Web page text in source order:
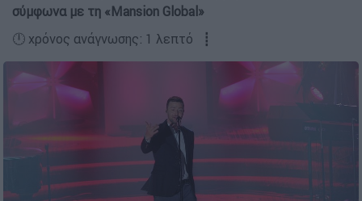
σύμφωνα με τη «Mansion Global»
🕛 χρόνος ανάγνωσης: 1 λεπτό ┋